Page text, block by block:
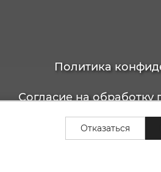
Отказаться
Политика
Согласие на обработку